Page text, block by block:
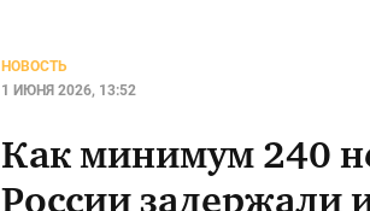
НОВОСТЬ
1 ИЮНЯ 2026, 13:52
Как минимум 240
России задержали